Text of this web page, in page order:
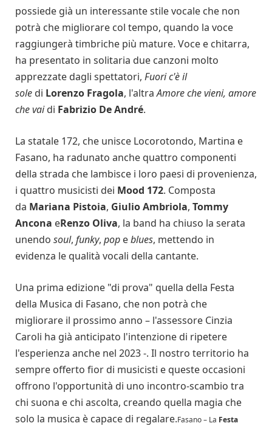
possiede già un interessante stile vocale che non
potrà che migliorare col tempo, quando la voce
raggiungerà timbriche più mature. Voce e chitarra,
ha presentato in solitaria due canzoni molto
apprezzate dagli spettatori, Fuori c'è il
sole di Lorenzo Fragola, l'altraAmore che vieni, amore
che vaidi Fabrizio De André.
La statale 172, che unisce Locorotondo, Martina e
Fasano, ha radunato anche quattro componenti
della strada che lambisce i loro paesi di provenienza,
i quattro musicisti dei Mood 172. Composta
da Mariana Pistoia, Giulio Ambriola, Tommy
Ancona eRenzo Oliva, la band ha chiuso la serata
unendo soul, funky, pop eblues, mettendo in
evidenza le qualità vocali della cantante.
Una prima edizione "di prova" quella della Festa
della Musica di Fasano, che non potrà che
migliorare il prossimo anno – l'assessore Cinzia
Caroli ha già anticipato l'intenzione di ripetere
l'esperienza anche nel 2023 -. Il nostro territorio ha
sempre offerto fior di musicisti e queste occasioni
offrono l'opportunità di uno incontro-scambio tra
chi suona e chi ascolta, creando quella magia che
solo la musica è capace di regalare.Fasano – La Festa